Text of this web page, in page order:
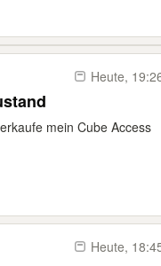
Heute,
mein Cube Access
Heute,